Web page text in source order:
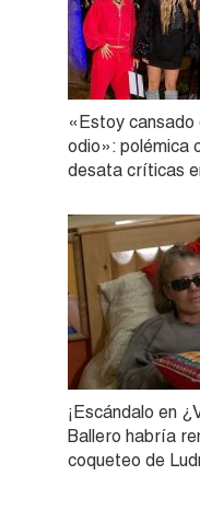
«Estoy cansado
odio»: polémica
desata críticas
¡Escándalo en
Ballero habría
coqueteo de